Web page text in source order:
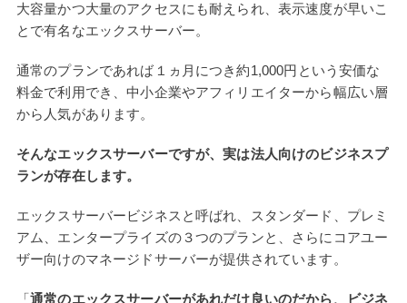
大容量かつ大量のアクセスにも耐えられ、表示速度が早いこ
とで有名なエックスサーバー。
通常のプランであれば１ヵ月につき約1,000円という安価な
料金で利用でき、中小企業やアフィリエイターから幅広い層
から人気があります。
そんなエックスサーバーですが、実は法人向けのビジネスプ
ランが存在します。
エックスサーバービジネスと呼ばれ、スタンダード、プレミ
アム、エンタープライズの３つのプランと、さらにコアユー
ザー向けのマネージドサーバーが提供されています。
「通常のエックスサーバーがあれだけ良いのだから、ビジネ